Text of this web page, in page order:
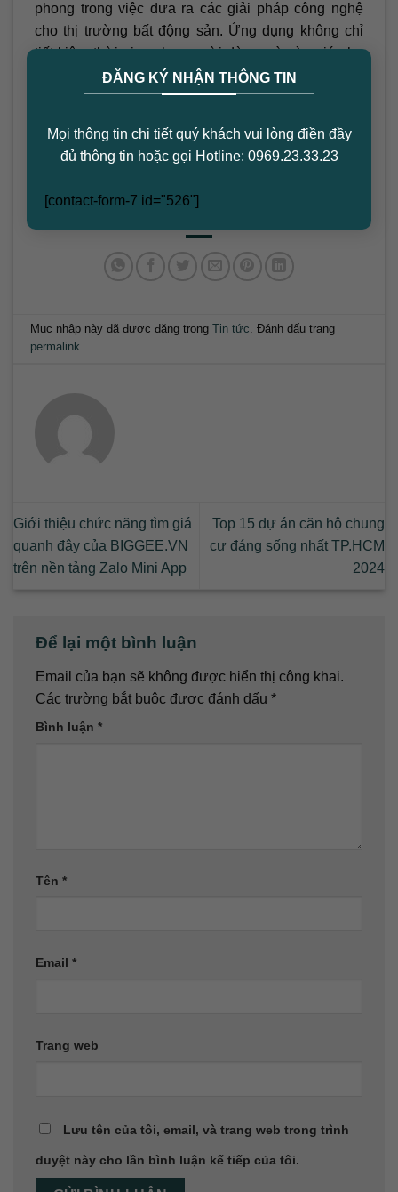
ĐĂNG KÝ NHẬN THÔNG TIN
Mọi thông tin chi tiết quý khách vui lòng điền đầy
đủ thông tin hoặc gọi Hotline: 0969.23.33.23
[contact-form-7 id="526"]
phong trong việc đưa ra các giải pháp công nghệ
cho thị trường bất động sản. Ứng dụng không chỉ
tiết kiệm thời gian cho người dùng mà còn giúp họ
tiếp cận thông tin một cách dễ dàng và nhanh chóng
hơn. Hãy trải nghiệm ngay hôm nay để không bỏ lỡ
nhà đất chất lượng.
nhật thêm nhiều thông tin hấp dẫn về bất động sản.
Mục nhập này đã được đăng trongTin tức. Đánh dấu trang
permalink.
Giới thiệu chức năng tìm giá
quanh đây của BIGGEE.VN
trên nền tảng Zalo Mini App
Top 15 dự án căn hộ chung
cư đáng sống nhất TP.HCM
2024
Để lại một bình luận
Email của bạn sẽ không được hiển thị công khai.
Các trường bắt buộc được đánh dấu *
Bình luận *
Tên *
Email *
Trang web
Lưu tên của tôi, email, và trang web trong trình
duyệt này cho lần bình luận kế tiếp của tôi.